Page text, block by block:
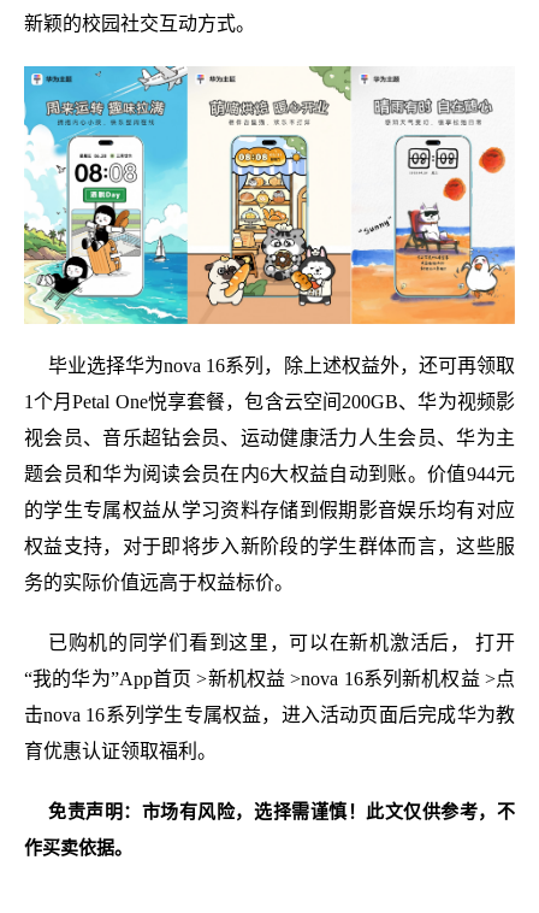
新颖的校园社交互动方式。
毕业选择华为nova 16系列，除上述权益外，还可再领取
1个月Petal One悦享套餐，包含云空间200GB、华为视频影
视会员、音乐超钻会员、运动健康活力人生会员、华为主
题会员和华为阅读会员在内6大权益自动到账。价值944元
的学生专属权益从学习资料存储到假期影音娱乐均有对应
权益支持，对于即将步入新阶段的学生群体而言，这些服
务的实际价值远高于权益标价。
已购机的同学们看到这里，可以在新机激活后， 打开
“我的华为”App首页 >新机权益 >nova 16系列新机权益 >点
击nova 16系列学生专属权益，进入活动页面后完成华为教
育优惠认证领取福利。
免责声明：市场有风险，选择需谨慎！此文仅供参考，不
作买卖依据。